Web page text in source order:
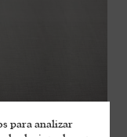
para analizar